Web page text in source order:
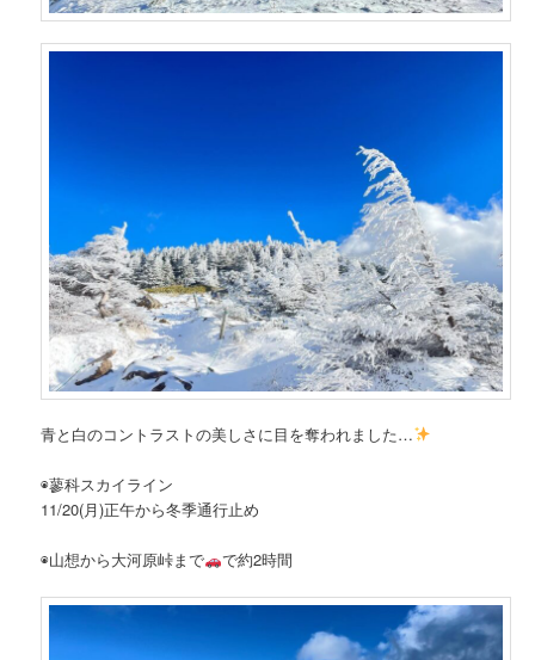
青と白のコントラストの美しさに目を奪われました…
◉蓼科スカイライン
11/20(月)正午から冬季通行止め
◉山想から大河原峠まで で約2時間